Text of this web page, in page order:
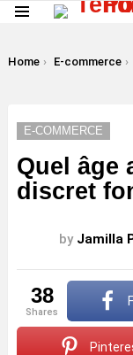
You are here:
Home E-commerce
E-COMMERCE
Quel âge
discret
by Jamilla
38
shares